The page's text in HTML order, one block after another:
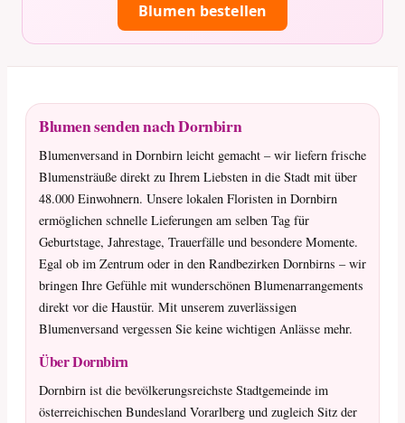
Blumen bestellen
Blumen senden nach Dornbirn
Blumenversand in Dornbirn leicht gemacht – wir liefern frische
Blumensträuße direkt zu Ihrem Liebsten in die Stadt mit über
48.000 Einwohnern. Unsere lokalen Floristen in Dornbirn
ermöglichen schnelle Lieferungen am selben Tag für
Geburtstage, Jahrestage, Trauerfälle und besondere Momente.
Egal ob im Zentrum oder in den Randbezirken Dornbirns – wir
bringen Ihre Gefühle mit wunderschönen Blumenarrangements
direkt vor die Haustür. Mit unserem zuverlässigen
Blumenversand vergessen Sie keine wichtigen Anlässe mehr.
Über Dornbirn
Dornbirn ist die bevölkerungsreichste Stadtgemeinde im
österreichischen Bundesland Vorarlberg und zugleich Sitz der